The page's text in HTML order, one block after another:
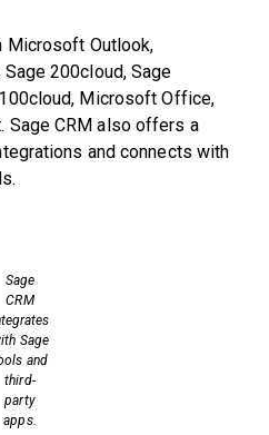
Microsoft Outlook,
200cloud, Sage
Microsoft Office,
Sage CRM also offers a
and connects with
Sage
CRM
Sage
and
third-
party
apps.